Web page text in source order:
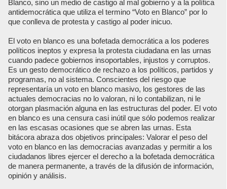
Blanco, sino un medio de castigo al mal gobierno y a la política
antidemocrática que utiliza el termino “Voto en Blanco” por lo
que conlleva de protesta y castigo al poder inicuo.
El voto en blanco es una bofetada democrática a los poderes
políticos ineptos y expresa la protesta ciudadana en las urnas
cuando padece gobiernos insoportables, injustos y corruptos.
Es un gesto democrático de rechazo a los políticos, partidos y
programas, no al sistema. Conscientes del riesgo que
representaría un voto en blanco masivo, los gestores de las
actuales democracias no lo valoran, ni lo contabilizan, ni le
otorgan plasmación alguna en las estructuras del poder. El voto
en blanco es una censura casi inútil que sólo podemos realizar
en las escasas ocasiones que se abren las urnas. Esta
bitácora abraza dos objetivos principales: Valorar el peso del
voto en blanco en las democracias avanzadas y permitir a los
ciudadanos libres ejercer el derecho a la bofetada democrática
de manera permanente, a través de la difusión de información,
opinión y análisis.